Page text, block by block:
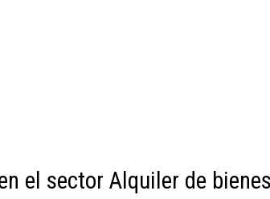
el sector Alquiler de